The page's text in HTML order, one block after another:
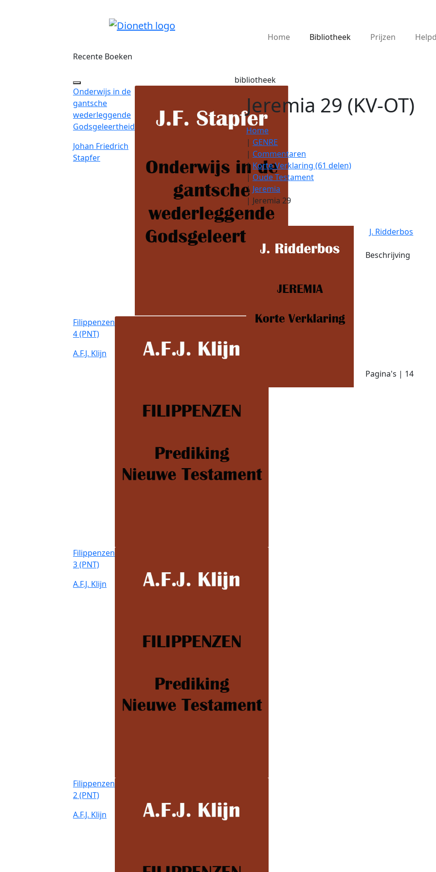
Home Bibliotheek Prijzen
Recente Boeken
Onderwijs in de
gantsche
wederleggende
Godsgeleertheid
Johan Friedrich
Stapfer
Filippenzen
4 (PNT)
A.F.J. Klijn
Filippenzen
3 (PNT)
A.F.J. Klijn
Filippenzen
2 (PNT)
A.F.J. Klijn
bibliotheek
Jeremia 29 (KV-OT)
Home
| GENRE
| Commentaren
|Korte Verklaring (61 delen)
| Oude Testament
| Jeremia
| Jeremia 29
J. Ridderbos
Beschrijving
Pagina's | 14